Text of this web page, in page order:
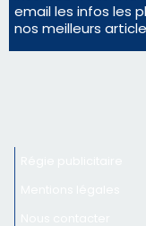
Nous contacter